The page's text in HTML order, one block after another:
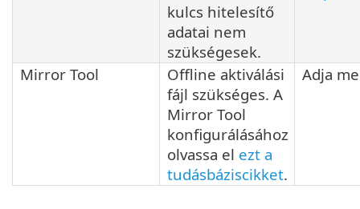
kulcs hitelesítő
adatai nem
szükségesek.
Mirror Tool
Offline aktiválási
fájl szükséges. A
Mirror Tool
konfigurálásához
olvassa el ezt a
tudásbáziscikket.
Adja